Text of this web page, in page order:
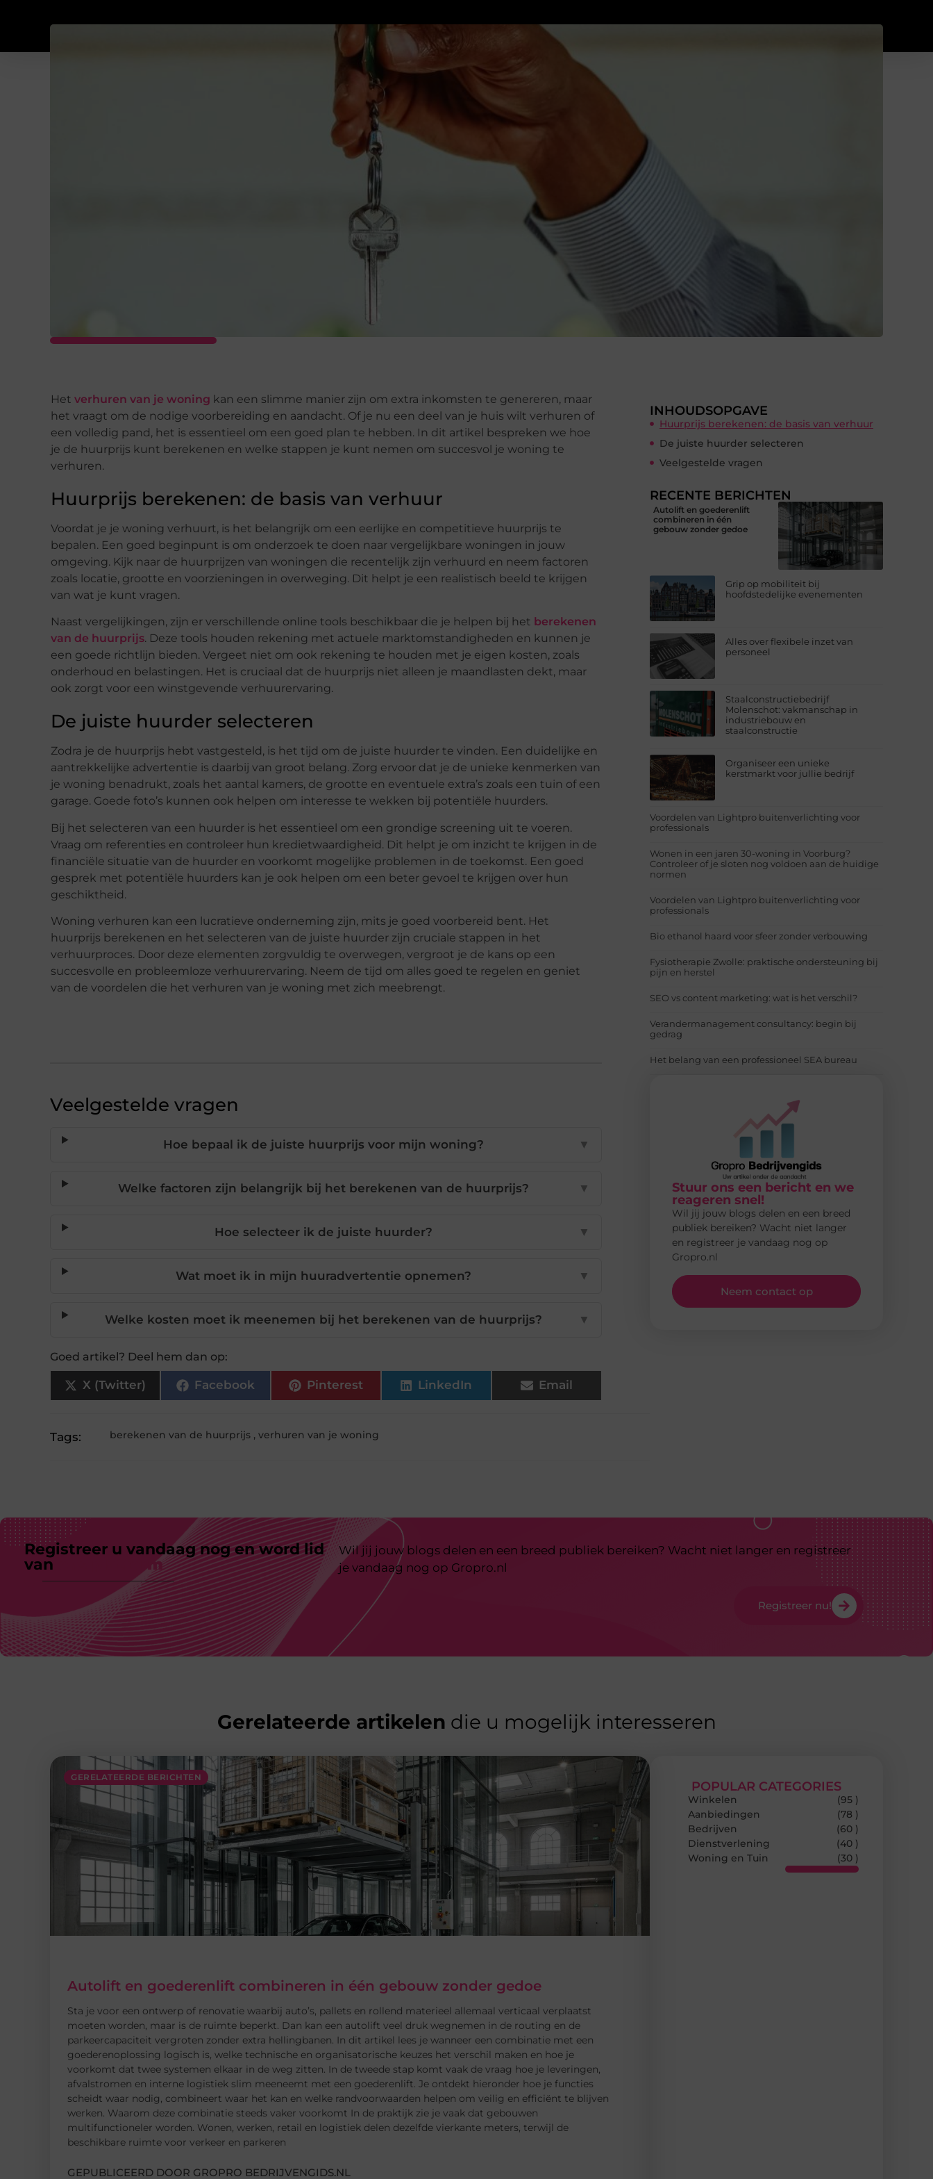
Het verhuren van je woning kan een slimme manier zijn om extra inkomsten te genereren, maar
het vraagt om de nodige voorbereiding en aandacht. Of je nu een deel van je huis wilt verhuren of
een volledig pand, het is essentieel om een goed plan te hebben. In dit artikel bespreken we hoe
je de huurprijs kunt berekenen en welke stappen je kunt nemen om succesvol je woning te
verhuren.
Huurprijs berekenen: de basis van verhuur
Voordat je je woning verhuurt, is het belangrijk om een eerlijke en competitieve huurprijs te
bepalen. Een goed beginpunt is om onderzoek te doen naar vergelijkbare woningen in jouw
omgeving. Kijk naar de huurprijzen van woningen die recentelijk zijn verhuurd en neem factoren
zoals locatie, grootte en voorzieningen in overweging. Dit helpt je een realistisch beeld te krijgen
van wat je kunt vragen.
Naast vergelijkingen, zijn er verschillende online tools beschikbaar die je helpen bij het berekenen
van de huurprijs. Deze tools houden rekening met actuele marktomstandigheden en kunnen je
een goede richtlijn bieden. Vergeet niet om ook rekening te houden met je eigen kosten, zoals
onderhoud en belastingen. Het is cruciaal dat de huurprijs niet alleen je maandlasten dekt, maar
ook zorgt voor een winstgevende verhuurervaring.
De juiste huurder selecteren
Zodra je de huurprijs hebt vastgesteld, is het tijd om de juiste huurder te vinden. Een duidelijke en
aantrekkelijke advertentie is daarbij van groot belang. Zorg ervoor dat je de unieke kenmerken van
je woning benadrukt, zoals het aantal kamers, de grootte en eventuele extra’s zoals een tuin of een
garage. Goede foto’s kunnen ook helpen om interesse te wekken bij potentiële huurders.
Bij het selecteren van een huurder is het essentieel om een grondige screening uit te voeren.
Vraag om referenties en controleer hun kredietwaardigheid. Dit helpt je om inzicht te krijgen in de
financiële situatie van de huurder en voorkomt mogelijke problemen in de toekomst. Een goed
gesprek met potentiële huurders kan je ook helpen om een beter gevoel te krijgen over hun
geschiktheid.
Woning verhuren kan een lucratieve onderneming zijn, mits je goed voorbereid bent. Het
huurprijs berekenen en het selecteren van de juiste huurder zijn cruciale stappen in het
verhuurproces. Door deze elementen zorgvuldig te overwegen, vergroot je de kans op een
succesvolle en probleemloze verhuurervaring. Neem de tijd om alles goed te regelen en geniet
van de voordelen die het verhuren van je woning met zich meebrengt.
Veelgestelde vragen
Hoe bepaal ik de juiste huurprijs voor mijn woning? ▼
Welke factoren zijn belangrijk bij het berekenen van de huurprijs? ▼
Hoe selecteer ik de juiste huurder? ▼
Wat moet ik in mijn huuradvertentie opnemen? ▼
Welke kosten moet ik meenemen bij het berekenen van de huurprijs? ▼
Goed artikel? Deel hem dan op:
X (Twitter) Facebook Pinterest LinkedIn Email
Tags: berekenen van de huurprijs ,verhuren van je woning
INHOUDSOPGAVE
Huurprijs berekenen: de basis van verhuur
De juiste huurder selecteren
Veelgestelde vragen
RECENTE BERICHTEN
Autolift en goederenlift
combineren in één
gebouw zonder gedoe
Grip op mobiliteit bij
hoofdstedelijke evenementen
Alles over flexibele inzet van
personeel
Staalconstructiebedrijf
Molenschot: vakmanschap in
industriebouw en
staalconstructie
Organiseer een unieke
kerstmarkt voor jullie bedrijf
Voordelen van Lightpro buitenverlichting voor
professionals
Wonen in een jaren 30-woning in Voorburg?
Controleer of je sloten nog voldoen aan de huidige
normen
Voordelen van Lightpro buitenverlichting voor
professionals
Bio ethanol haard voor sfeer zonder verbouwing
Fysiotherapie Zwolle: praktische ondersteuning bij
pijn en herstel
SEO vs content marketing: wat is het verschil?
Verandermanagement consultancy: begin bij
gedrag
Het belang van een professioneel SEA bureau
Stuur ons een bericht en we
reageren snel!
Wil jij jouw blogs delen en een breed
publiek bereiken? Wacht niet langer
en registreer je vandaag nog op
Gropro.nl
Neem contact op
Registreer u vandaag nog en word lid
van
ons platform
Wil jij jouw blogs delen en een breed publiek bereiken? Wacht niet langer en registreer
je vandaag nog op Gropro.nl
Registreer nu!
Gerelateerde artikelen die u mogelijk interesseren
GERELATEERDE BERICHTEN
Autolift en goederenlift combineren in één gebouw zonder gedoe
Sta je voor een ontwerp of renovatie waarbij auto’s, pallets en rollend materieel allemaal verticaal verplaatst
moeten worden, maar is de ruimte beperkt. Dan kan een autolift veel druk wegnemen in de routing en de
parkeercapaciteit vergroten zonder extra hellingbanen. In dit artikel lees je wanneer een combinatie met een
goederenoplossing logisch is, welke technische en organisatorische keuzes het verschil maken en hoe je
voorkomt dat twee systemen elkaar in de weg zitten. In de tweede stap komt vaak de vraag hoe je leveringen,
afvalstromen en interne logistiek slim meeneemt met een goederenlift. Je ontdekt hieronder hoe je functies
scheidt waar nodig, combineert waar het kan en welke randvoorwaarden helpen om veilig en efficiënt te blijven
werken. Waarom deze combinatie steeds vaker voorkomt In de praktijk zie je vaak dat gebouwen
multifunctioneler worden. Wonen, werken, retail en logistiek delen dezelfde vierkante meters, terwijl de
beschikbare ruimte voor verkeer en parkeren
GEPUBLICEERD DOOR GROPRO BEDRIJVENGIDS.NL
POPULAR CATEGORIES
Winkelen
(95 )
Aanbiedingen
(78 )
Bedrijven
(60 )
Dienstverlening
(40 )
Woning en Tuin
(30 )